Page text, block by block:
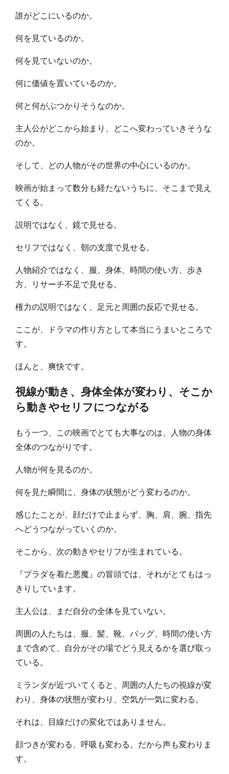
誰がどこにいるのか。
何を見ているのか。
何を見ていないのか。
何に価値を置いているのか。
何と何がぶつかりそうなのか。
主人公がどこから始まり、どこへ変わっていきそうな
のか。
そして、どの人物がその世界の中心にいるのか。
映画が始まって数分も経たないうちに、そこまで見え
てくる。
説明ではなく、鏡で見せる。
セリフではなく、朝の支度で見せる。
人物紹介ではなく、服、身体、時間の使い方、歩き
方、リサーチ不足で見せる。
権力の説明ではなく、足元と周囲の反応で見せる。
ここが、ドラマの作り方として本当にうまいところで
す。
ほんと、爽快です。
視線が動き、身体全体が変わり、そこか
ら動きやセリフにつながる
もう一つ、この映画でとても大事なのは、人物の身体
全体のつながりです。
人物が何を見るのか。
何を見た瞬間に、身体の状態がどう変わるのか。
感じたことが、顔だけで止まらず、胸、肩、腕、指先
へどうつながっていくのか。
そこから、次の動きやセリフが生まれている。
『プラダを着た悪魔』の冒頭では、それがとてもはっ
きりしています。
主人公は、まだ自分の全体を見ていない。
周囲の人たちは、服、髪、靴、バッグ、時間の使い方
まで含めて、自分がその場でどう見えるかを選び取っ
ている。
ミランダが近づいてくると、周囲の人たちの視線が変
わり、身体の状態が変わり、空気が一気に変わる。
それは、目線だけの変化ではありません。
顔つきが変わる、呼吸も変わる。だから声も変わりま
す。